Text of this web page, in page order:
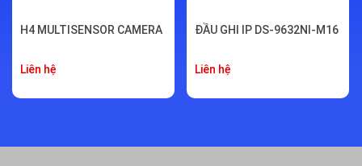
H4 MULTISENSOR CAMERA
Liên hệ
ĐẦU GHI IP DS-9632NI-M16
Liên hệ